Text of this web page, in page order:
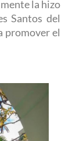
la hizo
Santos del
promover el